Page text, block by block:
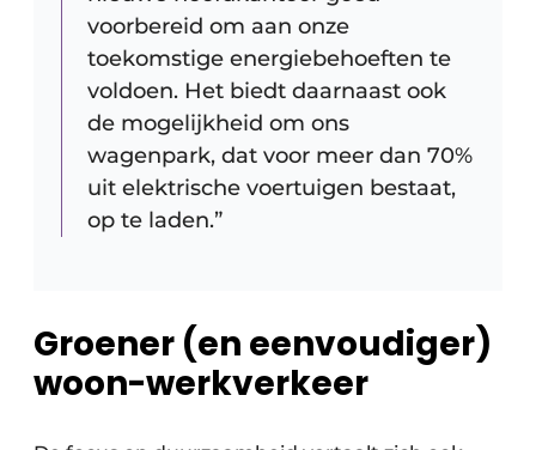
voorbereid om aan onze
toekomstige energiebehoeften te
voldoen. Het biedt daarnaast ook
de mogelijkheid om ons
wagenpark, dat voor meer dan 70%
uit elektrische voertuigen bestaat,
op te laden.”
Groener (en eenvoudiger)
woon-werkverkeer